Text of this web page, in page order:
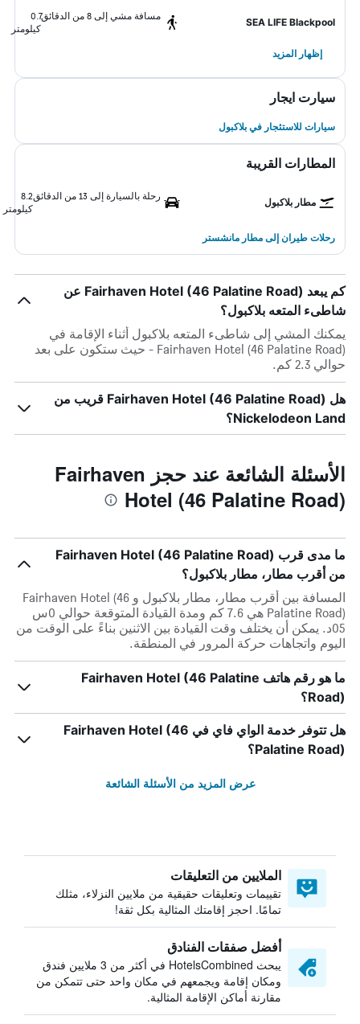
SEA LIFE Blackpool
مسافة مشي إلى 8 من الدقائق
0.7
كيلومتر
إظهار المزيد
سيارت ايجار
سيارات للاستئجار في بلاكبول
المطارات القريبة
مطار بلاكبول
رحلة بالسيارة إلى 13 من الدقائق
8.2
كيلومتر
رحلات طيران إلى مطار مانشستر
كم يبعد Fairhaven Hotel (46 Palatine Road) عن
شاطىء المتعه بلاكبول؟
يمكنك المشي إلى شاطىء المتعه بلاكبول أثناء الإقامة في
Fairhaven Hotel (46 Palatine Road) - حيث ستكون على بعد
حوالي 2.3 كم.
هل Fairhaven Hotel (46 Palatine Road) قريب من
Nickelodeon Land؟
الأسئلة الشائعة عند حجز Fairhaven
Hotel (46 Palatine Road)
ما مدى قرب Fairhaven Hotel (46 Palatine Road)
من أقرب مطار، مطار بلاكبول؟
المسافة بين أقرب مطار، مطار بلاكبول و Fairhaven Hotel (46
Palatine Road) هي 7.6 كم ومدة القيادة المتوقعة حوالي 0س
05د. يمكن أن يختلف وقت القيادة بين الاثنين بناءً على الوقت من
اليوم واتجاهات حركة المرور في المنطقة.
ما هو رقم هاتف Fairhaven Hotel (46 Palatine
Road)؟
هل تتوفر خدمة الواي فاي في Fairhaven Hotel (46
Palatine Road)؟
عرض المزيد من الأسئلة الشائعة
الملايين من التعليقات
تقييمات وتعليقات حقيقية من ملايين النزلاء، مثلك
تمامًا. احجز إقامتك المثالية بكل ثقة!
أفضل صفقات الفنادق
يبحث HotelsCombined في أكثر من 3 ملايين فندق
ومكان إقامة ويجمعهم في مكان واحد حتى تتمكن من
مقارنة أماكن الإقامة المثالية.